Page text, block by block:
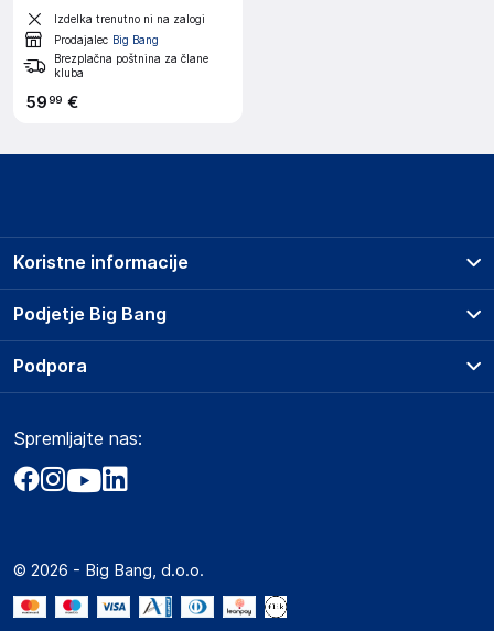
Izdelka trenutno ni na zalogi
Prodajalec Big Bang
Brezplačna poštnina za člane
kluba
5999 €
Podjetje Big Bang
O podjetju
Obvestila za javnost
Akt o digitalnih storitvah
Marketplace za partnerje
Novosti
Koristne informacije
Prodajna mesta
Storitve
Dostava, vnos in odvoz
Zavarovanje izdelkov
Podpora
Marketplace
Kako oddati naročilo?
Spremljajte nas:
© 2026 - Big Bang, d.o.o.